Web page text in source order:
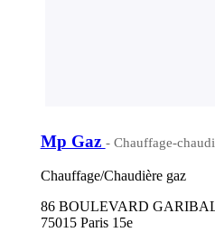
Mp Gaz - Chauffage-
Chauffage/Chaudière gaz
86 BOULEVARD
75015 Paris 15e